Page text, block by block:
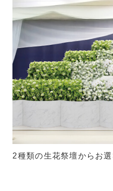
こすもす会館
2種類の生花祭壇からお